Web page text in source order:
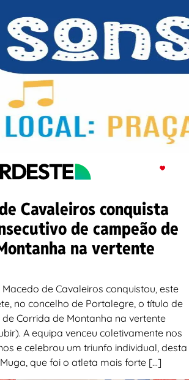
Cavaleiros conquista
de campeão de
na vertente
de Cavaleiros conquistou, este
no concelho de Portalegre, o título de
Corrida de Montanha na vertente
A equipa venceu coletivamente nos
e celebrou um triunfo individual, desta
que foi o atleta mais forte […]